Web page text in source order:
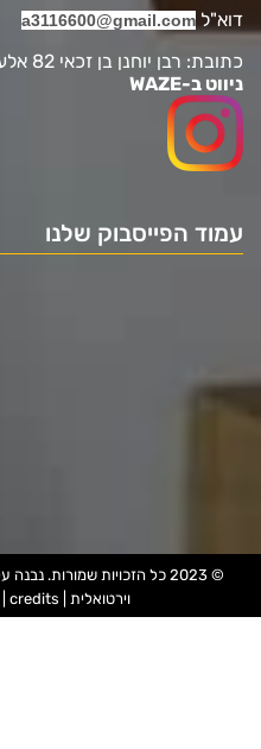
דוא"ל a3116600@gmail.com
כתובת: רבן יוחנן בן זכאי 82 אלעד
ניווט ב-WAZE
עמוד הפייסבוק שלנו
© 2023 כל הזכויות שמורות. נבנה על ידי
וירטואלית
credits